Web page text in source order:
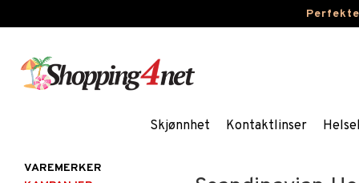
Skjønnhet Kontaktlinser
VAREMERKER